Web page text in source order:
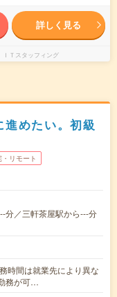
詳しく見る
Ｔスタッフィング
進めたい。初級
・リモート
分／三軒茶屋駅から---分
時間は就業先により異な
務が可…